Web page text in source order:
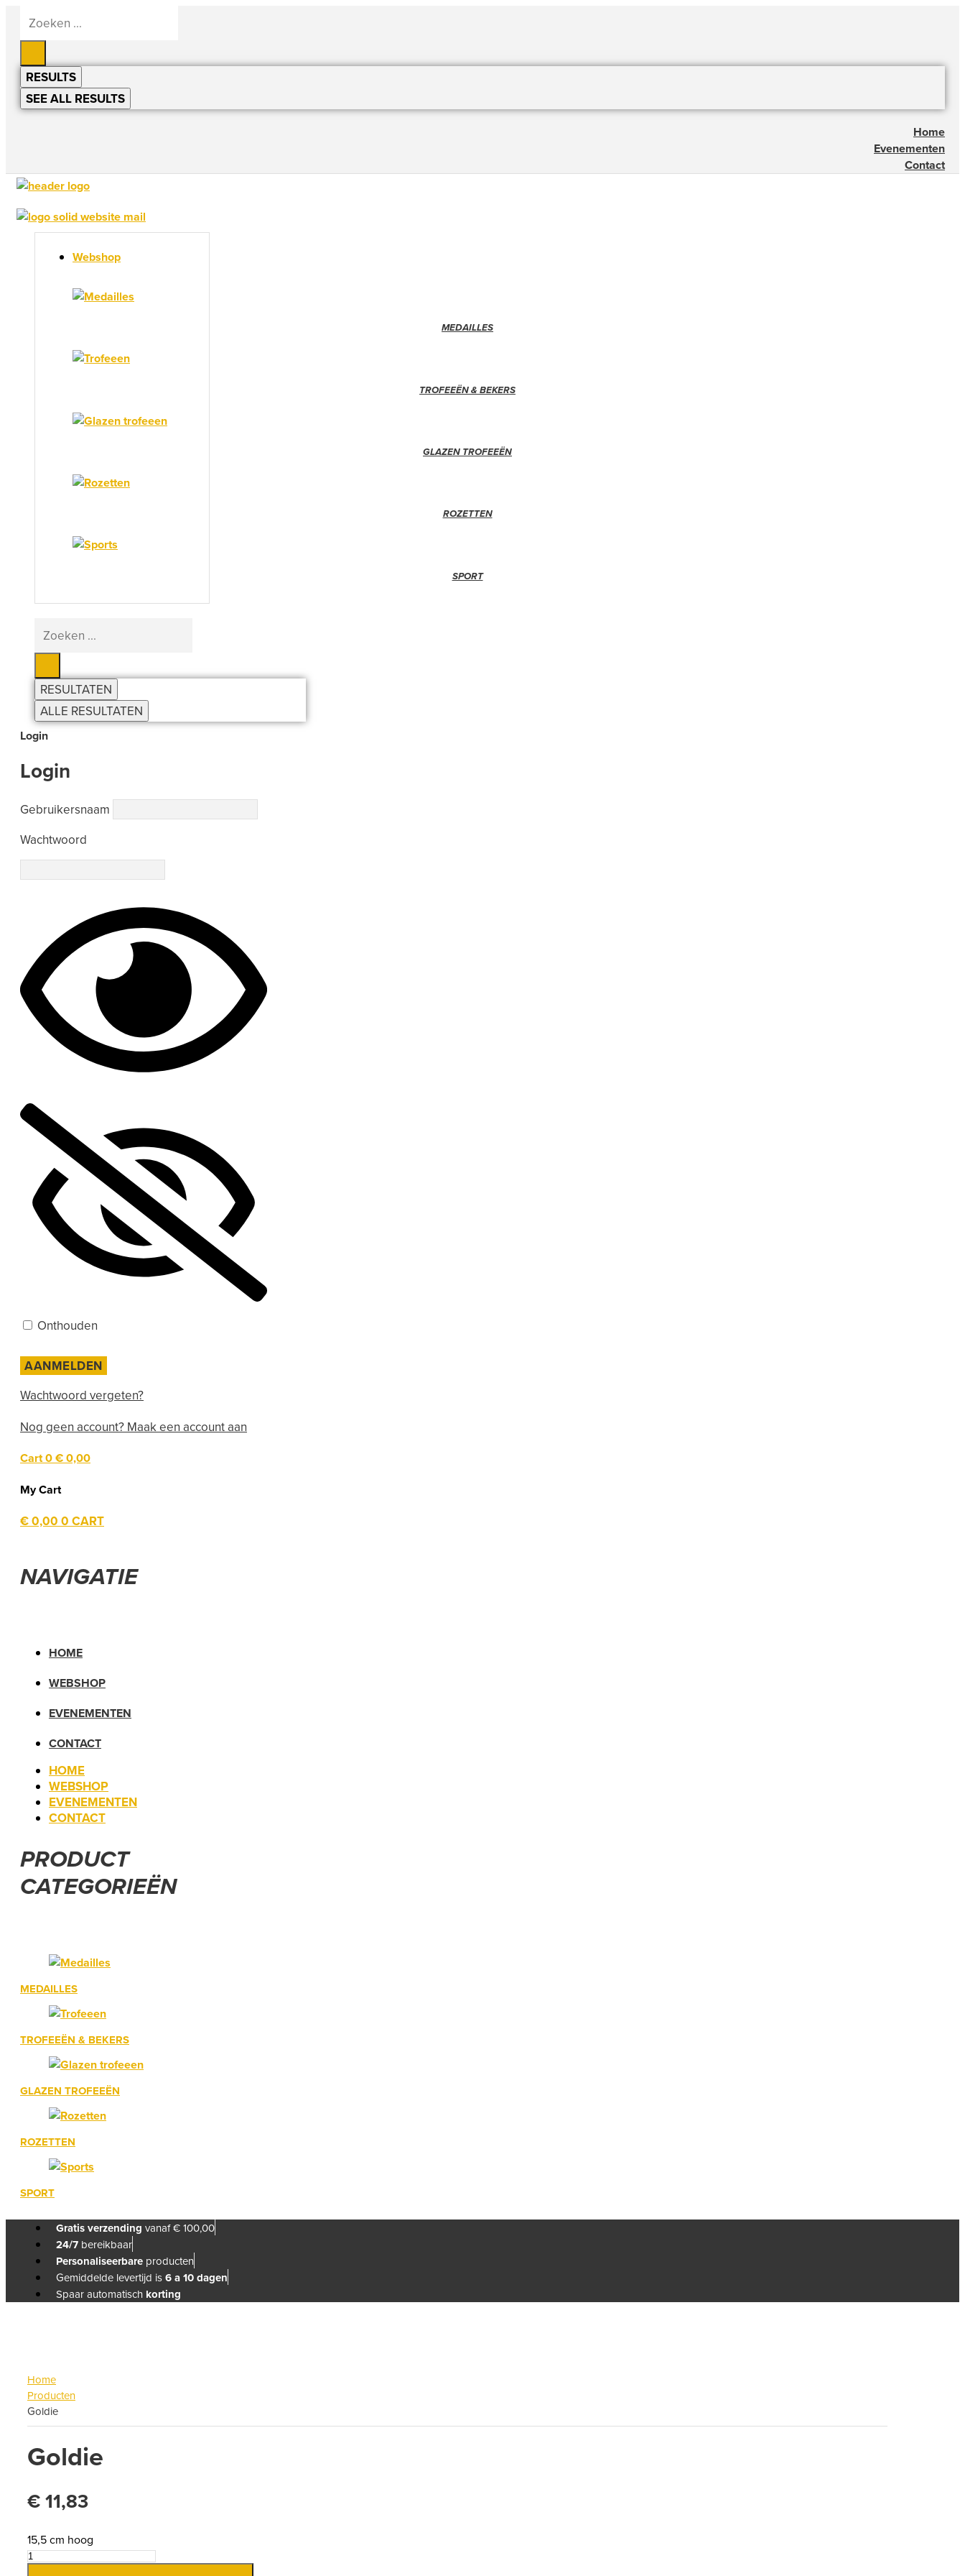
inhoud
RESULTS
SEE ALL RESULTS
Home
Evenementen
Contact
Webshop
MEDAILLES
TROFEEËN & BEKERS
GLAZEN TROFEEËN
ROZETTEN
SPORT
RESULTATEN
ALLE RESULTATEN
Login
Login
Gebruikersnaam
Wachtwoord
Onthouden
Wachtwoord vergeten?
Nog geen account? Maak een account aan
Cart0€ 0,00
My Cart
€0,00 0 CART
NAVIGATIE
HOME
WEBSHOP
EVENEMENTEN
CONTACT
HOME
WEBSHOP
EVENEMENTEN
CONTACT
PRODUCT
CATEGORIEËN
MEDAILLES
TROFEEËN & BEKERS
GLAZEN TROFEEËN
ROZETTEN
SPORT
Gratis verzending vanaf € 100,00
24/7 bereikbaar
Personaliseerbare producten
Gemiddelde levertijd is6 a 10 dagen
Spaar automatisch korting
Home
Producten
Goldie
Goldie
€11,83
15,5 cm hoog
Goldie